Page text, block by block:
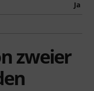
Ja
zweier